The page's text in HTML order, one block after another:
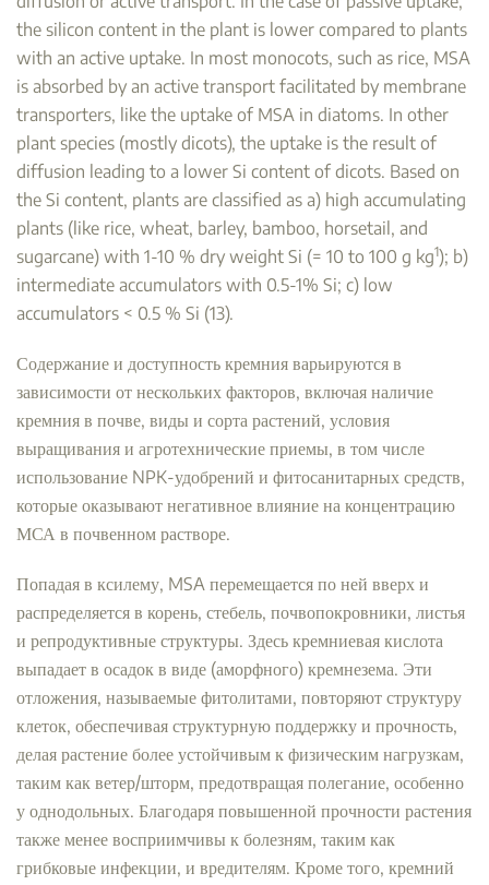
the silicon content in the plant is lower compared to plants
with an active uptake. In most monocots, such as rice, MSA
is absorbed by an active transport facilitated by membrane
transporters, like the uptake of MSA in diatoms. In other
plant species (mostly dicots), the uptake is the result of
diffusion leading to a lower Si content of dicots. Based on
the Si content, plants are classified as a) high accumulating
plants (like rice, wheat, barley, bamboo, horsetail, and
sugarcane) with 1-10 % dry weight Si (= 10 to 100 g kg1); b)
intermediate accumulators with 0.5-1% Si; c) low
accumulators < 0.5 % Si (13).
Содержание и доступность кремния варьируются в
зависимости от нескольких факторов, включая наличие
кремния в почве, виды и сорта растений, условия
выращивания и агротехнические приемы, в том числе
использование NPK-удобрений и фитосанитарных средств,
которые оказывают негативное влияние на концентрацию
МСА в почвенном растворе.
Попадая в ксилему, MSA перемещается по ней вверх и
распределяется в корень, стебель, почвопокровники, листья
и репродуктивные структуры. Здесь кремниевая кислота
выпадает в осадок в виде (аморфного) кремнезема. Эти
отложения, называемые фитолитами, повторяют структуру
клеток, обеспечивая структурную поддержку и прочность,
делая растение более устойчивым к физическим нагрузкам,
таким как ветер/шторм, предотвращая полегание, особенно
у однодольных. Благодаря повышенной прочности растения
также менее восприимчивы к болезням, таким как
грибковые инфекции, и вредителям. Кроме того, кремний